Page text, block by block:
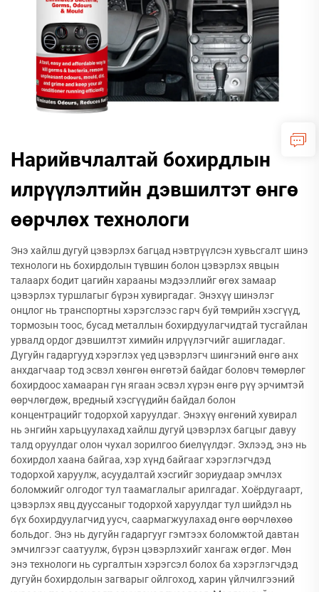
Нарийвчлалтай бохирдлын
илрүүлэлтийн дэвшилтэт өнгө
өөрчлөх технологи
Энэ хайлш дугуй цэвэрлэх багцад нэвтрүүлсэн хувьсгалт шинэ
технологи нь бохирдолын түвшин болон цэвэрлэх явцын
талаарх бодит цагийн харааны мэдээллийг өгөх замаар
цэвэрлэх туршлагыг бүрэн хувиргадаг. Энэхүү шинэлэг
онцлог нь транспортны хэрэгслээс гарч буй төмрийн хэсгүүд,
тормозын тоос, бусад металлын бохирдуулагчидтай тусгайлан
урвалд ордог дэвшилтэт химийн илрүүлэгчийг ашигладаг.
Дугуйн гадаргууд хэрэглэх үед цэвэрлэгч шингэний өнгө анх
анхдагчаар тод эсвэл хөнгөн өнгөтэй байдаг боловч төмөрлөг
бохирдоос хамааран гүн ягаан эсвэл хүрэн өнгө рүү эрчимтэй
өөрчлөгдөж, вредный хэсгүүдийн байдал болон
концентрацийг тодорхой харуулдаг. Энэхүү өнгөний хувирал
нь энгийн харьцуулахад хайлш дугуй цэвэрлэх багцыг давуу
талд оруулдаг олон чухал зорилгоо биелүүлдэг. Эхлээд, энэ нь
бохирдол хаана байгаа, хэр хүнд байгааг хэрэглэгчдэд
тодорхой харуулж, асуудалтай хэсгийг зориудаар эмчлэх
боломжийг олгодог тул таамаглалыг арилгадаг. Хоёрдугаарт,
цэвэрлэх явц дууссаныг тодорхой харуулдаг тул шийдэл нь
бүх бохирдуулагчид уусч, саармагжуулахад өнгө өөрчлөхөө
больдог. Энэ нь дугуйн гадаргууг гэмтээх боломжтой давтан
эмчилгээг саатуулж, бүрэн цэвэрлэхийг хангаж өгдөг. Мөн
энэ технологи нь сургалтын хэрэгсэл болох ба хэрэглэгчдэд
дугуйн бохирдолын загварыг ойлгоход, харин үйлчилгээний